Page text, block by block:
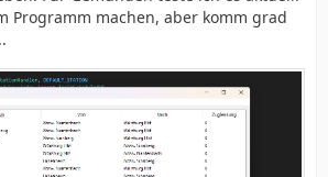
Programm machen, aber komm grad